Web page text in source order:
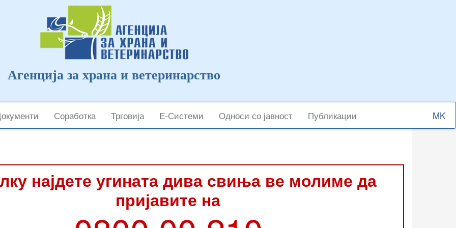
Агенција за храна и ветеринарство
Соработка Трговија Е-Системи Односи со јавност Публикации
Select
your
најдете угината дива свиња ве молиме да
пријавите на